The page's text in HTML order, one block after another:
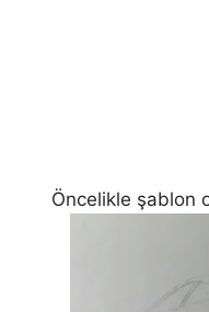
Öncelikle şablon